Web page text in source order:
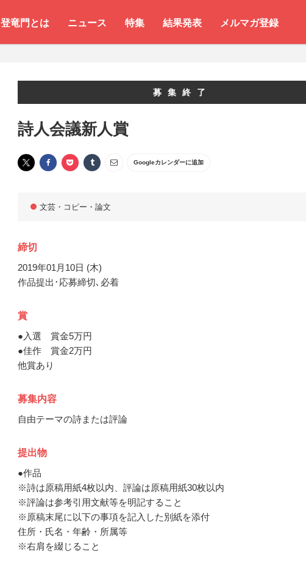
登竜門とは ニュース 特集 結果発表 メルマガ登録
募集終了
詩人会議新人賞
Googleカレンダーに追加
文芸・コピー・論文
締切
2019年01月10日 (木)
作品提出･応募締切､必着
賞
●入選 賞金5万円
●佳作 賞金2万円
他賞あり
募集内容
自由テーマの詩または評論
提出物
●作品
※詩は原稿用紙4枚以内、評論は原稿用紙30枚以内
※評論は参考引用文献等を明記すること
※原稿末尾に以下の事項を記入した別紙を添付
住所・氏名・年齢・所属等
※右肩を綴じること